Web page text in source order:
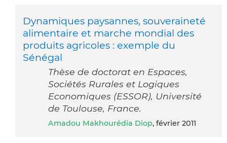
Dynamiques paysannes, souveraineté
alimentaire et marche mondial des
produits agricoles : exemple du
Sénégal
Thèse de doctorat en Espaces,
Sociétés Rurales et Logiques
Economiques (ESSOR), Université
de Toulouse, France.
Amadou Makhourédia Diop, février 2011